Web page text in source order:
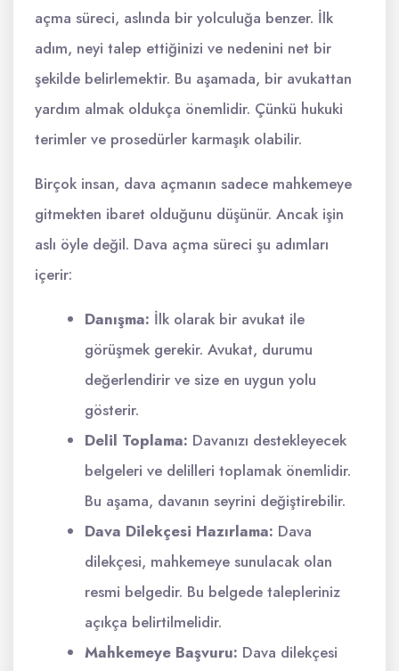
açma süreci, aslında bir yolculuğa benzer. İlk
adım, neyi talep ettiğinizi ve nedenini net bir
şekilde belirlemektir. Bu aşamada, bir avukattan
yardım almak oldukça önemlidir. Çünkü hukuki
terimler ve prosedürler karmaşık olabilir.
Birçok insan, dava açmanın sadece mahkemeye
gitmekten ibaret olduğunu düşünür. Ancak işin
aslı öyle değil. Dava açma süreci şu adımları
içerir:
Danışma: İlk olarak bir avukat ile
görüşmek gerekir. Avukat, durumu
değerlendirir ve size en uygun yolu
gösterir.
Delil Toplama: Davanızı destekleyecek
belgeleri ve delilleri toplamak önemlidir.
Bu aşama, davanın seyrini değiştirebilir.
Dava Dilekçesi Hazırlama: Dava
dilekçesi, mahkemeye sunulacak olan
resmi belgedir. Bu belgede talepleriniz
açıkça belirtilmelidir.
Mahkemeye Başvuru: Dava dilekçesi